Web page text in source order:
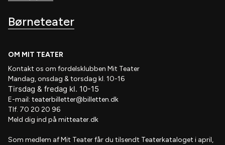
Børneteater
OM MIT TEATER
Kontakt os om fordelsklubben Mit Teater
Mandag, onsdag & torsdag kl. 10-16
Tirsdag & fredag kl. 10-15
E-mail: teaterbilletter@billetten.dk
Tlf. 70 20 20 96
Meld dig ind på mitteater.dk
Som medlem afMit Teaterfår du tilsendt Teaterkataloget i april,